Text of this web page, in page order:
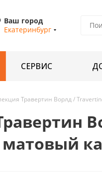
Ваш город
Екатеринбург
СЕРВИС
Травертин Ворлд /